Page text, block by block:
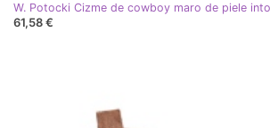
W. Potocki Cizme de cowboy maro de piele
61,58 €